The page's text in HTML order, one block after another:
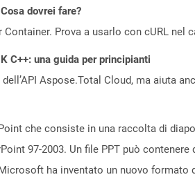
dovrei fare?
Prova a usarlo con cURL nel
C++: una guida per principianti
Aspose.Total Cloud, ma aiuta
che consiste in una raccolta di
97-2003. Un file PPT può
ha inventato un nuovo formato